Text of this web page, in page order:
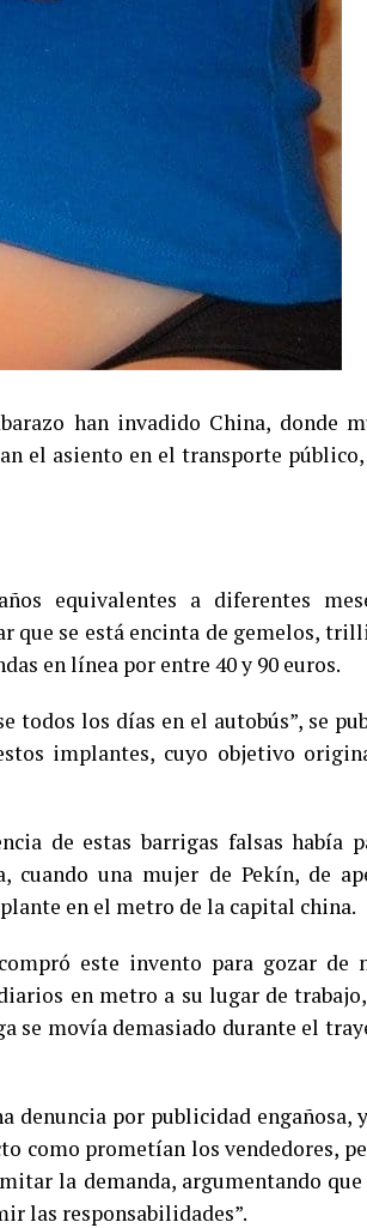
han invadido China, donde
el asiento en el transporte
equivalentes a diferentes
que se está encinta de gemelos,
en línea por entre 40 y 90 euros.
todos los días en el autobús”, se
implantes, cuyo objetivo
de estas barrigas falsas había
cuando una mujer de Pekín, de
en el metro de la capital china.
este invento para gozar de
en metro a su lugar de
se movía demasiado durante el
por publicidad engañosa,
como prometían los vendedores,
la demanda, argumentando que
las responsabilidades”.